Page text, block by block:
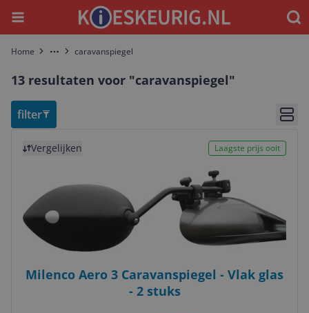
Menu
Home More caravanspiegel
13 resultaten voor "caravanspiegel"
filter
Vergelijken Laagste prijs ooit
Milenco Aero 3 Caravanspiegel - Vlak glas
- 2 stuks